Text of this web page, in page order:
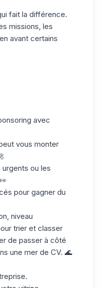
fait la différence.
missions, les
avant certains
avec
vous monter
ou les
pour gagner du
niveau
trier et classer
de passer à côté
une mer de CV. 🌊